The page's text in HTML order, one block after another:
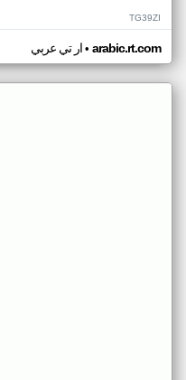
TG39ZI
ار تي عربي• arabic.rt.com